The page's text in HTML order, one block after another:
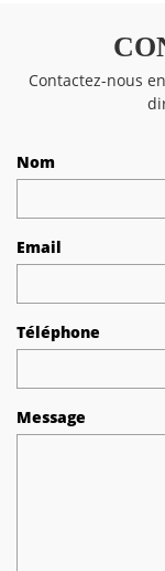
Contactez-nous
Nom
Email
Téléphone
Message